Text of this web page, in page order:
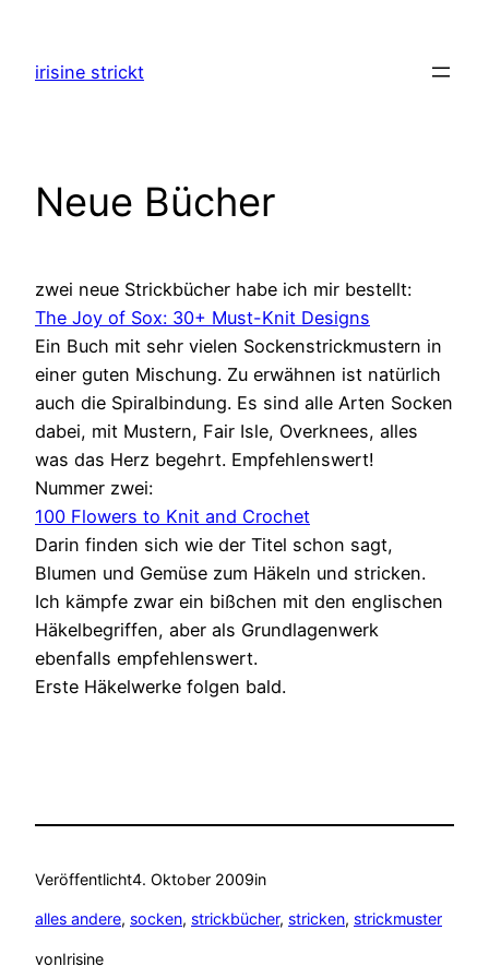
springen
irisine strickt
Neue Bücher
zwei neue Strickbücher habe ich mir bestellt:
The Joy of Sox: 30+ Must-Knit Designs
Ein Buch mit sehr vielen Sockenstrickmustern in
einer guten Mischung. Zu erwähnen ist natürlich
auch die Spiralbindung. Es sind alle Arten Socken
dabei, mit Mustern, Fair Isle, Overknees, alles
was das Herz begehrt. Empfehlenswert!
Nummer zwei:
100 Flowers to Knit and Crochet
Darin finden sich wie der Titel schon sagt,
Blumen und Gemüse zum Häkeln und stricken.
Ich kämpfe zwar ein bißchen mit den englischen
Häkelbegriffen, aber als Grundlagenwerk
ebenfalls empfehlenswert.
Erste Häkelwerke folgen bald.
Veröffentlicht4. Oktober 2009in
alles andere, socken, strickbücher, stricken, strickmuster
vonIrisine